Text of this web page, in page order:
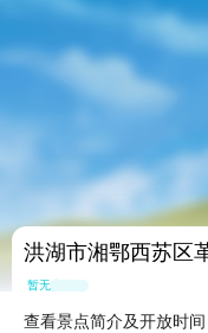
洪湖市湘鄂西苏区
暂无点评
查看景点简介及开放时间